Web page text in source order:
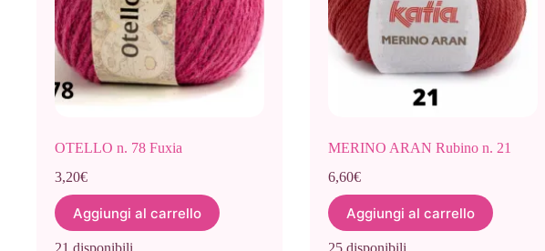
OTELLO n. 78 Fuxia
3,20€
Aggiungi al carrello
MERINO ARAN Rubino n. 21
6,60€
Aggiungi al carrello